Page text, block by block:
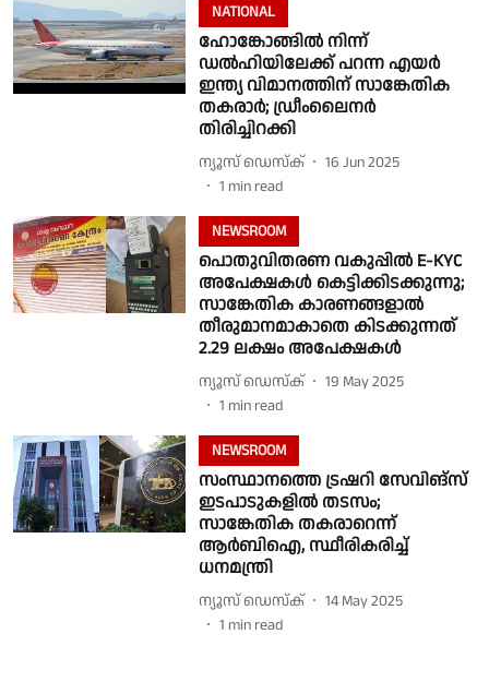
NATIONAL
ഹോങ്കോങ്ങില്‍ നിന്ന്
ഡല്‍ഹിയിലേക്ക് പറന്ന എയര്‍
ഇന്ത്യ വിമാനത്തിന് സാങ്കേതിക
തകരാര്‍; ഡ്രീംലൈനര്‍
തിരിച്ചിറക്കി
ന്യൂസ് ഡെസ്ക്
16 Jun 2025
1 min read
NEWSROOM
പൊതുവിതരണ വകുപ്പില്‍ E-KYC
അപേക്ഷകള്‍ കെട്ടിക്കിടക്കുന്നു;
സാങ്കേതിക കാരണങ്ങളാല്‍
തീരുമാനമാകാതെ കിടക്കുന്നത്
2.29 ലക്ഷം അപേക്ഷകള്‍
ന്യൂസ് ഡെസ്ക്
19 May 2025
1 min read
NEWSROOM
സംസ്ഥാനത്തെ ട്രഷറി സേവിങ്‌‌സ്
ഇടപാടുകളില്‍ തടസം;
സാങ്കേതിക തകരാറെന്ന്‌
ആർബിഐ, സ്ഥീരികരിച്ച്
ധനമന്ത്രി
ന്യൂസ് ഡെസ്ക്
14 May 2025
1 min read